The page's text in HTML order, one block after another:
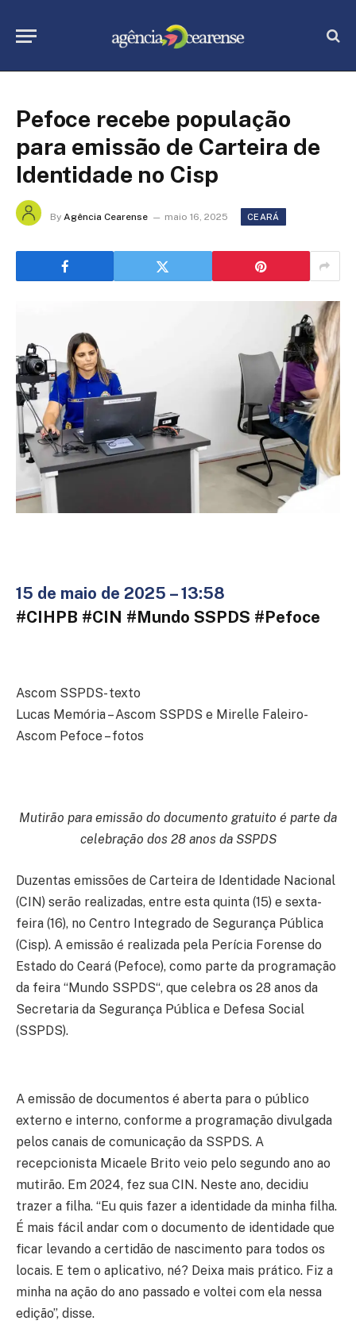
Pefoce recebe população
para emissão de Carteira de
Identidade no Cisp
By Agência Cearense maio 16, 2025 CEARÁ
15 de maio de 2025 – 13:58
#CIHPB #CIN #Mundo SSPDS #Pefoce
Ascom SSPDS- texto
Lucas Memória – Ascom SSPDS e Mirelle Faleiro-
Ascom Pefoce – fotos
Mutirão para emissão do documento gratuito é parte da
celebração dos 28 anos da SSPDS
Duzentas emissões de Carteira de Identidade Nacional
(CIN) serão realizadas, entre esta quinta (15) e sexta-
feira (16), no Centro Integrado de Segurança Pública
(Cisp). A emissão é realizada pela Perícia Forense do
Estado do Ceará (Pefoce), como parte da programação
da feira “Mundo SSPDS“, que celebra os 28 anos da
Secretaria da Segurança Pública e Defesa Social
(SSPDS).
A emissão de documentos é aberta para o público
externo e interno, conforme a programação divulgada
pelos canais de comunicação da SSPDS. A
recepcionista Micaele Brito veio pelo segundo ano ao
mutirão. Em 2024, fez sua CIN. Neste ano, decidiu
trazer a filha. “Eu quis fazer a identidade da minha filha.
É mais fácil andar com o documento de identidade que
ficar levando a certidão de nascimento para todos os
locais. E tem o aplicativo, né? Deixa mais prático. Fiz a
minha na ação do ano passado e voltei com ela nessa
edição”, disse.